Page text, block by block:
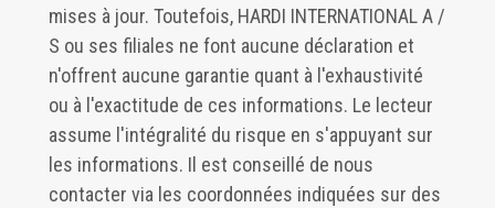
mises à jour. Toutefois, HARDI INTERNATIONAL A /
S ou ses filiales ne font aucune déclaration et
n'offrent aucune garantie quant à l'exhaustivité
ou à l'exactitude de ces informations. Le lecteur
assume l'intégralité du risque en s'appuyant sur
les informations. Il est conseillé de nous
contacter via les coordonnées indiquées sur des